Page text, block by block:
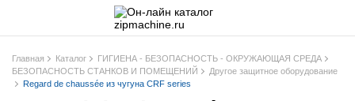
Главная Каталог
ГИГИЕНА - БЕЗОПАСНОСТЬ - ОКРУЖАЮЩАЯ СРЕДА
БЕЗОПАСНОСТЬ СТАНКОВ И ПОМЕЩЕНИЙ
Другое защитное оборудование
Regard de chaussée из чугуна CRF series